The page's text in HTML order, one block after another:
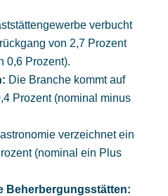
verbucht
von 2,7 Prozent
0,6 Prozent).
Die Branche kommt auf
Prozent (nominal minus
verzeichnet ein
(nominal ein Plus
Beherbergungsstätten: